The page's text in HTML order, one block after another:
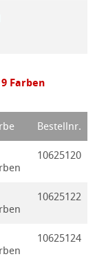
Farben
Bestellnr.
10625120
10625122
10625124